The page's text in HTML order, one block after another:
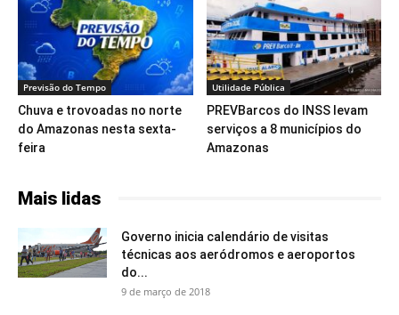
Previsão do Tempo
Chuva e trovoadas no norte
do Amazonas nesta sexta-
feira
Utilidade Pública
PREVBarcos do INSS levam
serviços a 8 municípios do
Amazonas
Mais lidas
Governo inicia calendário de visitas
técnicas aos aeródromos e aeroportos
do...
9 de março de 2018